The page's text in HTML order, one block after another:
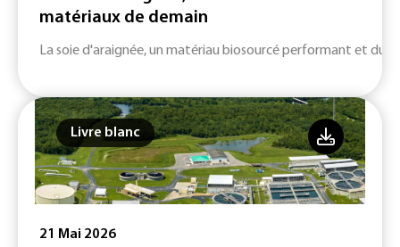
matériaux de demain
La soie d'araignée, un matériau biosourcé performant et
Livre blanc
21 Mai 2026